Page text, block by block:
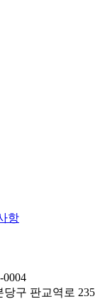
항
구 판교역로